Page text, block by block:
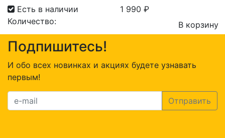
Есть в наличии
1 990 ₽
Количество:
Количество
товара
Present
214
C1
В корзину
Подпишитесь!
И обо всех новинках и акциях будете узнавать
первым!